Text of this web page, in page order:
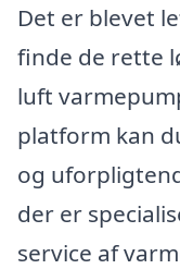
Det er blevet
finde de rette
luft
platform kan
og
der er
service af